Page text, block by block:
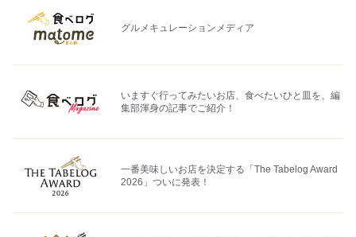
グルメキュレーションメディア
いますぐ行ってみたいお店、食べたいひと皿を、編
集部渾身の記事でご紹介！
一番美味しいお店を決定する「The Tabelog Award
2026」ついに発表！